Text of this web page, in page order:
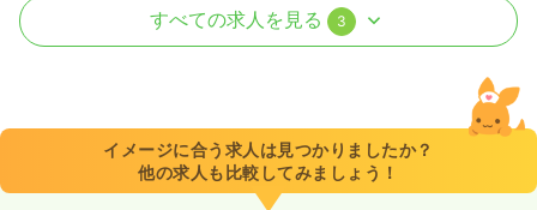
オペ室(手術室)正看護師
8:30～17:15（休憩60分）
年間休日128日
オンコールあり
ブランク可
すべての求人を見る 3
イメージに合う求人は見つかりましたか？
他の求人も比較してみましょう！